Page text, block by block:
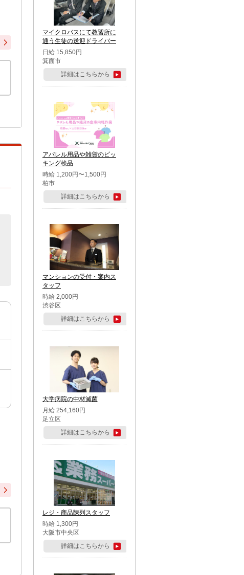
マイクロバスにて教習所に
通う生徒の送迎ドライバー
日給 15,850円
箕面市
詳細はこちらから
アパレル用品や雑貨のピッ
キング検品
時給 1,200円〜1,500円
柏市
詳細はこちらから
マンションの受付・案内ス
タッフ
時給 2,000円
渋谷区
詳細はこちらから
大学病院の中材滅菌
月給 254,160円
足立区
詳細はこちらから
レジ・商品陳列スタッフ
時給 1,300円
大阪市中央区
詳細はこちらから